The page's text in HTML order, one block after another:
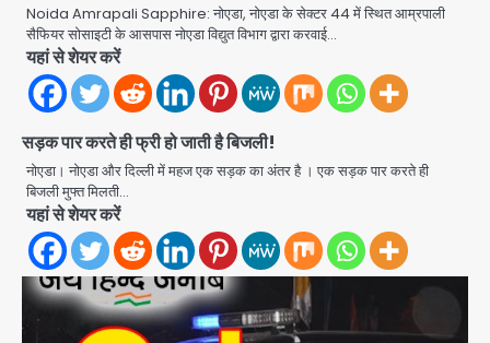
Noida Amrapali Sapphire: नोएडा, नोएडा के सेक्टर 44 में स्थित आम्रपाली
सैफियर सोसाइटी के आसपास नोएडा विद्युत विभाग द्वारा करवाई…
यहां से शेयर करें
सड़क पार करते ही फ्री हो जाती है बिजली!
नोएडा। नोएडा और दिल्ली में महज एक सड़क का अंतर है । एक सड़क पार करते ही
बिजली मुफ्त मिलती…
यहां से शेयर करें
2
Road accidents wreak havoc
in Uttar Pradesh: अतीक अहमद के बेटे
3
GBU Noida AI Centre: जीबीयू में बनेगा
एआई और ग्रीन स्किल्स सेंटर, यूपी के 15 हजार
युवाओं को मिलेगा फ्री ट्रेनिंग
Avinash Kumar